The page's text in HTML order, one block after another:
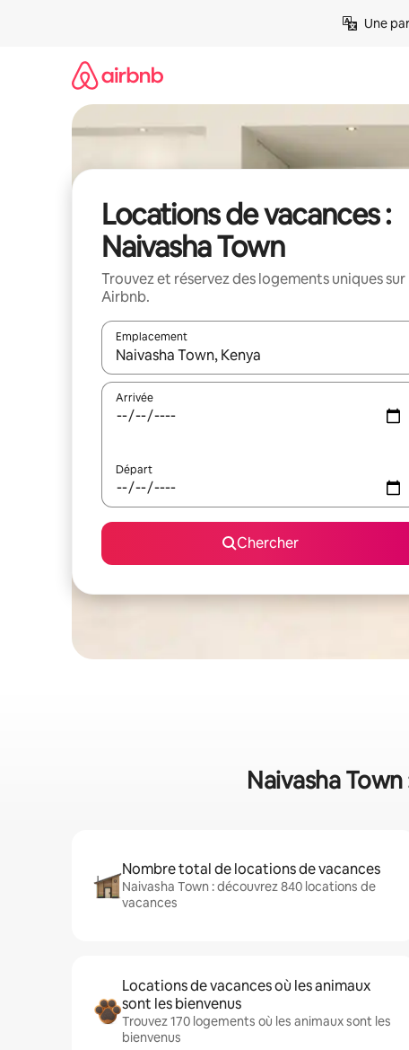
Une
Locations de vacances :
Naivasha Town
Trouvez et réservez des logements uniques sur
Airbnb.
Emplacement
Quand les résultats sont affichés, parcourez-les
Arrivée
Départ
Chercher
Naivasha
Nombre total de locations de vacances
Naivasha Town : découvrez 840 locations de
vacances
Locations de vacances où les animaux
sont les bienvenus
Trouvez 170 logements où les animaux sont les
bienvenus